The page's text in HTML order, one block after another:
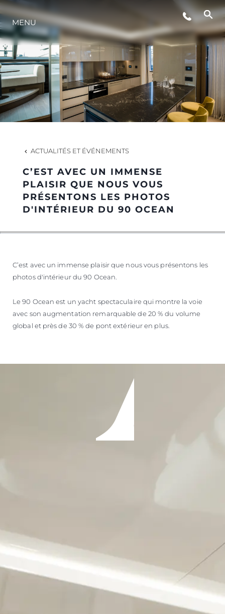
STYLE DE VIE
L'INNOVATION
LA SOCIÉTÉ
NOTRE ÉQUIPE
NOTRE HÉRITAGE
MENU
ACTUALITÉS ET ÉVÉNEMENTS
C’EST AVEC UN IMMENSE
PLAISIR QUE NOUS VOUS
PRÉSENTONS LES PHOTOS
D'INTÉRIEUR DU 90 OCEAN
C’est avec un immense plaisir que nous vous présentons les
photos d'intérieur du 90 Ocean.
Le 90 Ocean est un yacht spectaculaire qui montre la voie
avec son augmentation remarquable de 20 % du volume
global et près de 30 % de pont extérieur en plus.